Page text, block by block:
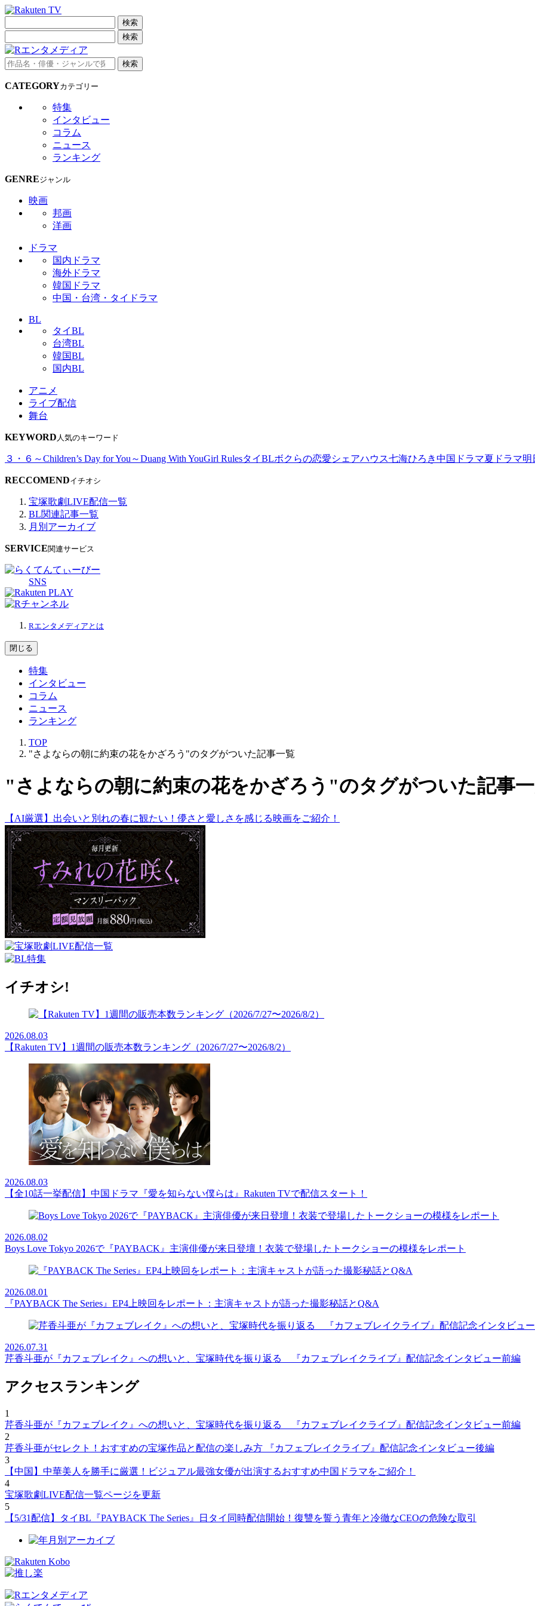
検索
検索
検索
CATEGORYカテゴリー
特集
インタビュー
コラム
ニュース
ランキング
GENREジャンル
映画
邦画
洋画
ドラマ
国内ドラマ
海外ドラマ
韓国ドラマ
中国・台湾・タイドラマ
BL
タイBL
台湾BL
韓国BL
国内BL
アニメ
ライブ配信
舞台
KEYWORD 人気のキーワード
３・６～Children’s Day for You～Duang With YouGirl RulesタイBLボクらの恋愛シェアハウス七海ひろき中国ドラマ夏ドラマ明
RECCOMENDイチオシ
宝塚歌劇LIVE配信一覧
BL関連記事一覧
月別アーカイブ
SERVICE関連サービス
SNS
Rエンタメディアとは
閉じる
特集
インタビュー
コラム
ニュース
ランキング
TOP
"さよならの朝に約束の花をかざろう"のタグがついた記事一覧
"さよならの朝に約束の花をかざろう"のタグがついた記事
【AI厳選】出会いと別れの春に観たい！儚さと愛しさを感じる映画をご紹介！
イチオシ!
2026.08.03
【Rakuten TV】1週間の販売本数ランキング（2026/7/27〜2026/8/2）
2026.08.03
【全10話一挙配信】中国ドラマ『愛を知らない僕らは』Rakuten TVで配信スタート！
2026.08.02
Boys Love Tokyo 2026で『PAYBACK』主演俳優が来日登壇！衣装で登場したトークショーの模様をレポート
2026.08.01
『PAYBACK The Series』EP4上映回をレポート：主演キャストが語った撮影秘話とQ&A
2026.07.31
芹香斗亜が『カフェブレイク』への想いと、宝塚時代を振り返る 『カフェブレイクライブ』配信記念インタビュー前編
アクセスランキング
1
芹香斗亜が『カフェブレイク』への想いと、宝塚時代を振り返る 『カフェブレイクライブ』配信記念インタビュー前編
2
芹香斗亜がセレクト！おすすめの宝塚作品と配信の楽しみ方 『カフェブレイクライブ』配信記念インタビュー後編
3
【中国】中華美人を勝手に厳選！ビジュアル最強女優が出演するおすすめ中国ドラマをご紹介！
4
宝塚歌劇LIVE配信一覧ページを更新
5
【5/31配信】タイBL『PAYBACK The Series』日タイ同時配信開始！復讐を誓う青年と冷徹なCEOの危険な取引